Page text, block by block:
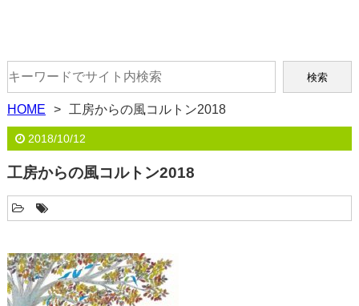
HOME 工房からの風コルトン2018
2018/10/12
工房からの風コルトン2018